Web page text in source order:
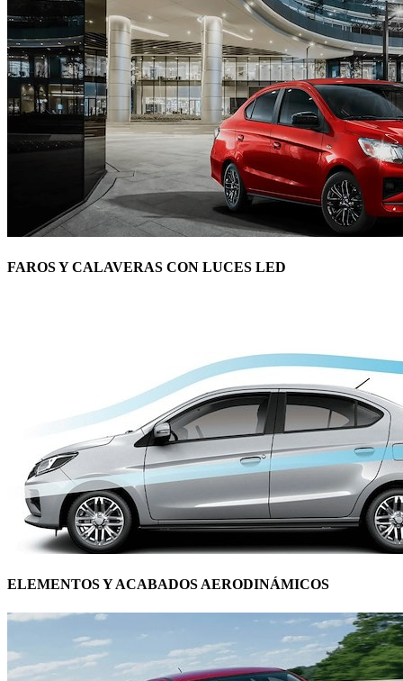
FAROS Y CALAVERAS CON LUCES LED
ELEMENTOS Y ACABADOS AERODINÁMICOS